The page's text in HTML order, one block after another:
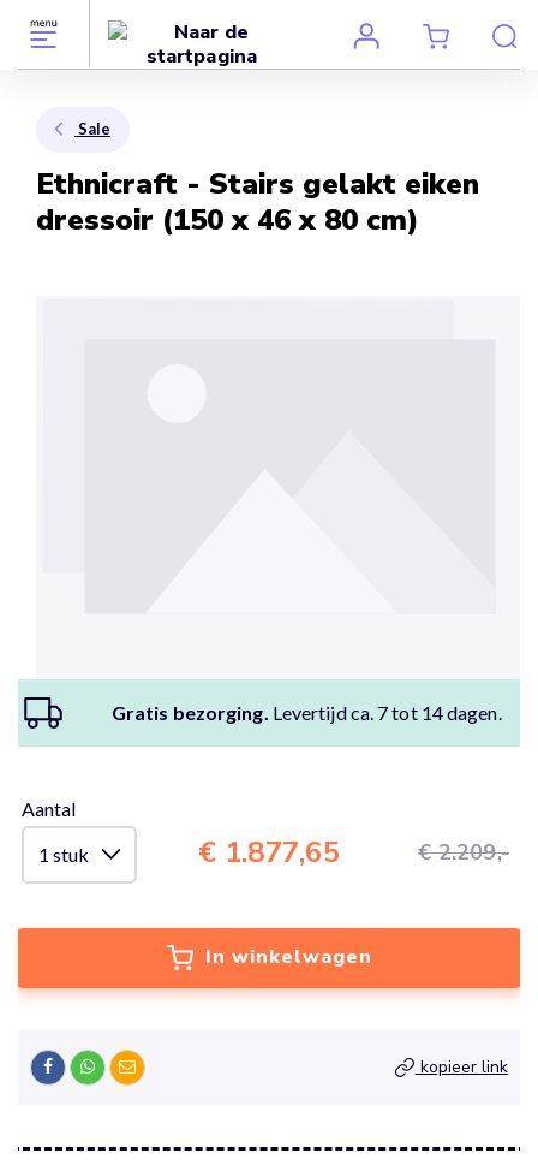
Sale
Ethnicraft - Stairs gelakt eiken
dressoir (150 x 46 x 80 cm)
Gratis bezorging. Levertijd ca. 7 tot 14 dagen.
Aantal
€ 2.209,-
€ 1.877,65
In winkelwagen
kopieer link